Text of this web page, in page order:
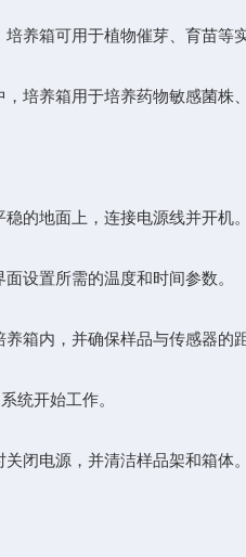
养箱可用于植物催芽、育苗等
培养箱用于培养药物敏感菌
的地面上，连接电源线并开机
设置所需的温度和时间参数。
箱内，并确保样品与传感器的
统开始工作。
闭电源，并清洁样品架和箱体